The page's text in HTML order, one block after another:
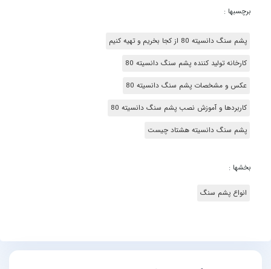
برچسبها :
پشم سنگ دانسیته 80 از کجا بخریم و تهیه کنیم
کارخانه تولید کننده پشم سنگ دانسیته 80
عکس و مشخصات پشم سنگ دانسیته 80
کاربردها و آموزش نصب پشم سنگ دانسیته 80
پشم سنگ دانسیته هشتاد چیست
بخشها :
انواع پشم سنگ